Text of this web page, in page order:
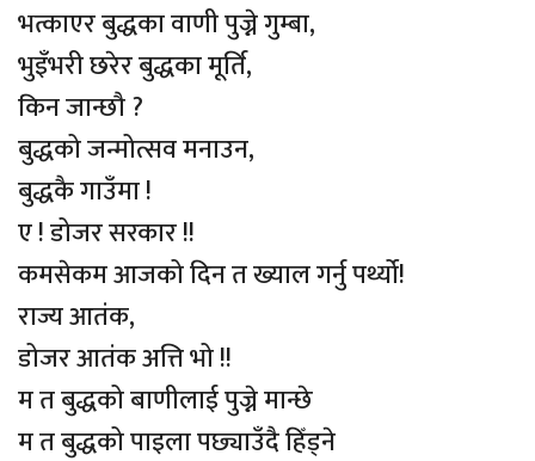
भत्काएर बुद्धका वाणी पुज्ने गुम्बा,
भुइँभरी छरेर बुद्धका मूर्ति,
किन जान्छौ ?
बुद्धको जन्मोत्सव मनाउन,
बुद्धकै गाउँमा !
ए ! डोजर सरकार !!
कमसेकम आजको दिन त ख्याल गर्नु पर्थ्यो!
राज्य आतंक,
डोजर आतंक अत्ति भो !!
म त बुद्धको बाणीलाई पुज्ने मान्छे
म त बुद्धको पाइला पछ्याउँदै हिँड्ने